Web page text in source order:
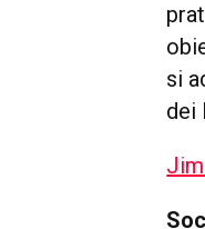
si
dei